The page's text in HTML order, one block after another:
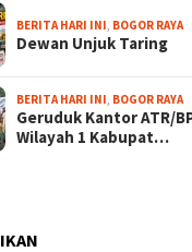
BERITA HARI INI BOGOR RAYA
Dewan Unjuk Taring
BERITA HARI INI BOGOR RAYA
Geruduk Kantor ATR/
Wilayah 1 Kabupat…